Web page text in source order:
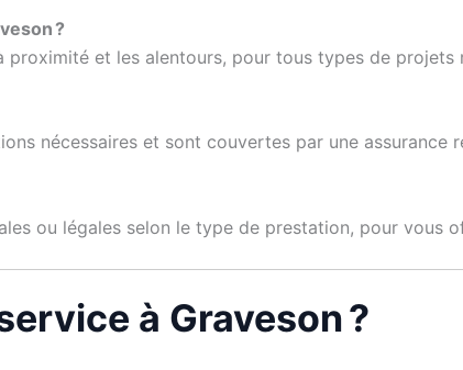
?
proximité et les alentours, pour tous types de projets
nécessaires et sont couvertes par une assurance
ou légales selon le type de prestation, pour vous
à Graveson ?